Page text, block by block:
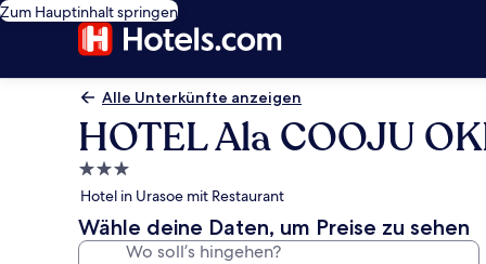
Zum Hauptinhalt springen
Alle Unterkünfte anzeigen
HOTEL Ala COOJU
3.0-
Sterne-
Unterkunft
Hotel in Urasoe mit Restaurant
Wähle deine Daten, um Preise zu sehen
Wo soll’s hingehen?